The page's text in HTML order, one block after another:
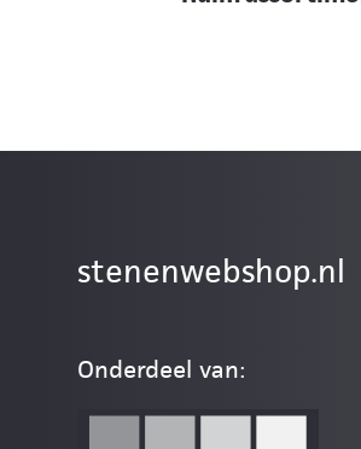
stenenwebshop.nl
Onderdeel van: